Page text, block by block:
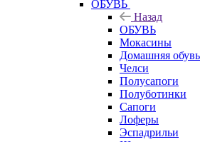
ОБУВЬ
Назад
ОБУВЬ
Мокасины
Домашняя обувь
Челси
Полусапоги
Полуботинки
Сапоги
Лоферы
Эспадрильи